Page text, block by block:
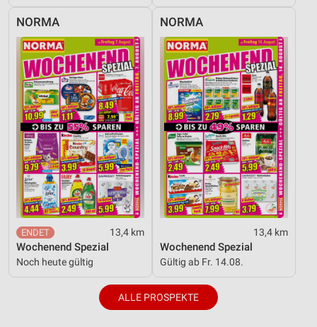
NORMA
13,4 km
Wochenend Spezial
Noch heute gültig
NORMA
13,4 km
Wochenend Spezial
Gültig ab Fr. 14.08.
ALLE PROSPEKTE